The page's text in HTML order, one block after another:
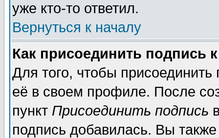
уже кто-то ответил.
Вернуться к началу
Как присоединить подпись
Для того, чтобы
её в своем профиле. После
пункт Присоединить подпись
подпись добавилась. Вы